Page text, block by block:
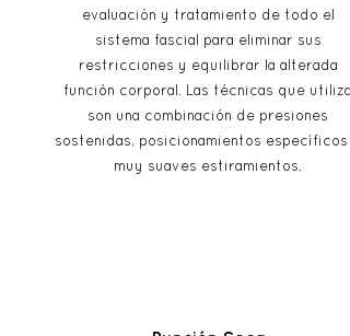
evaluación y tratamiento de todo el
sistema fascial para eliminar sus
restricciones y equilibrar la alterada
función corporal. Las técnicas que utiliza
son una combinación de presiones
sostenidas, posicionamientos específicos
muy suaves estiramientos.